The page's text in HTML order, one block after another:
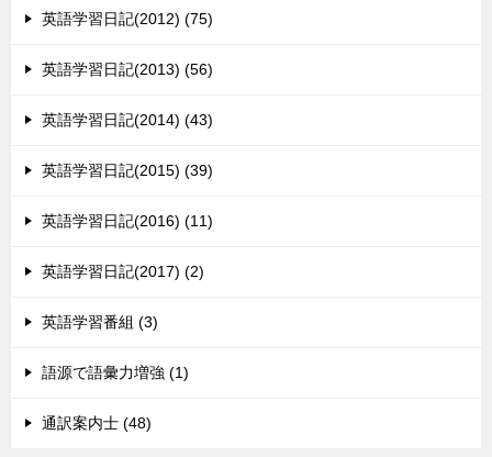
英語学習日記(2012) (75)
英語学習日記(2013) (56)
英語学習日記(2014) (43)
英語学習日記(2015) (39)
英語学習日記(2016) (11)
英語学習日記(2017) (2)
英語学習番組 (3)
語源で語彙力増強 (1)
通訳案内士 (48)